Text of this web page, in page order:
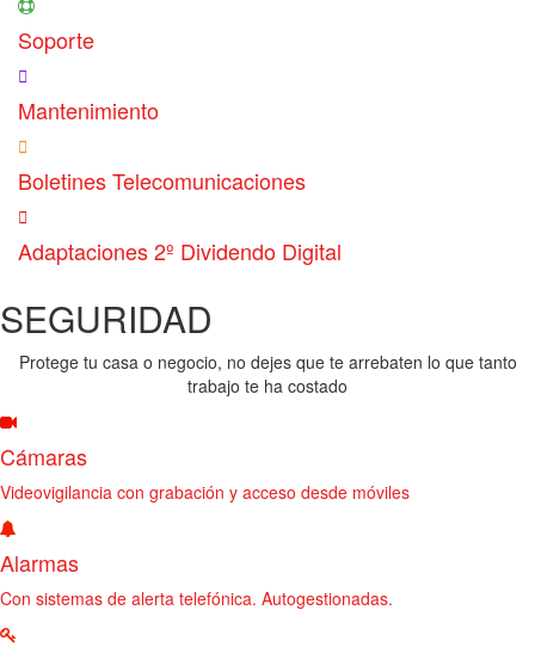
Soporte
Mantenimiento
Boletines Telecomunicaciones
Adaptaciones 2º Dividendo Digital
SEGURIDAD
Protege tu casa o negocio, no dejes que te arrebaten lo que tanto
trabajo te ha costado
Cámaras
Videovigilancia con grabación y acceso desde móviles
Alarmas
Con sistemas de alerta telefónica. Autogestionadas.